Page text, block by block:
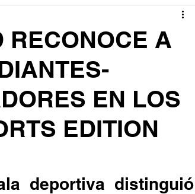
RECONOCE A
EN LOS
EDITION
deportiva distinguió